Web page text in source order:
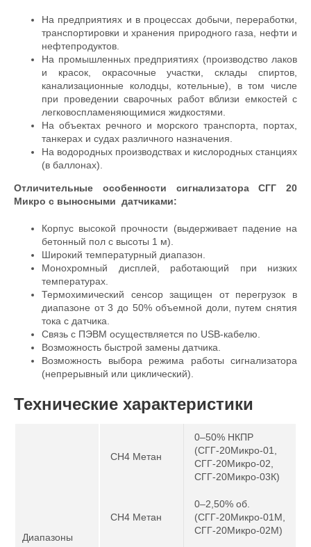
На предприятиях и в процессах добычи, переработки,
транспортировки и хранения природного газа, нефти и
нефтепродуктов.
На промышленных предприятиях (производство лаков
и красок, окрасочные участки, склады спиртов,
канализационные колодцы, котельные), в том числе
при проведении сварочных работ вблизи емкостей с
легковоспламеняющимися жидкостями.
На объектах речного и морского транспорта, портах,
танкерах и судах различного назначения.
На водородных производствах и кислородных станциях
(в баллонах).
Отличительные особенности сигнализатора СГГ 20
Микро с выносными датчиками:
Корпус высокой прочности (выдерживает падение на
бетонный пол с высоты 1 м).
Широкий температурный диапазон.
Монохромный дисплей, работающий при низких
температурах.
Термохимический сенсор защищен от перегрузок в
диапазоне от 3 до 50% объемной доли, путем снятия
тока с датчика.
Связь с ПЭВМ осуществляется по USB-кабелю.
Возможность быстрой замены датчика.
Возможность выбора режима работы сигнализатора
(непрерывный или циклический).
Технические характеристики
Диапазоны
CH4 Метан
0–50% НКПР
(СГГ-20Микро-01,
СГГ-20Микро-02,
СГГ-20Микро-03К)
CH4 Метан
0–2,50% об.
(СГГ-20Микро-01М,
СГГ-20Микро-02М)